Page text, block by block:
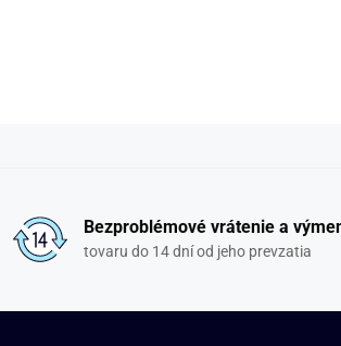
Bezproblémové vrátenie a
tovaru do 14 dní od jeho prevzatia